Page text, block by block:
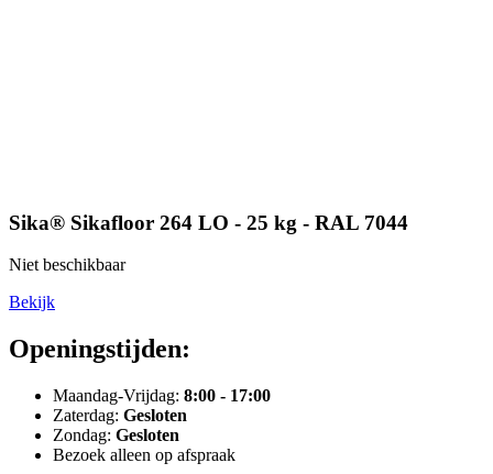
Sika® Sikafloor 264 LO - 25 kg - RAL 7044
Niet beschikbaar
Bekijk
Openingstijden:
Maandag-Vrijdag: 8:00 - 17:00
Zaterdag: Gesloten
Zondag: Gesloten
Bezoek alleen op afspraak